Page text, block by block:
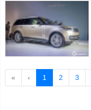
« ‹ 1 2 3